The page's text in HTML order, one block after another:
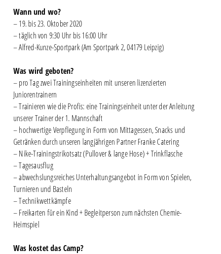
Wann und wo?
– 19. bis 23. Oktober 2020
– täglich von 9:30 Uhr bis 16:00 Uhr
– Alfred-Kunze-Sportpark (Am Sportpark 2, 04179 Leipzig)
Was wird geboten?
– pro Tag zwei Trainingseinheiten mit unseren lizenzierten
Juniorentrainern
– Trainieren wie die Profis: eine Trainingseinheit unter der Anleitung
unserer Trainer der 1. Mannschaft
– hochwertige Verpflegung in Form von Mittagessen, Snacks und
Getränken durch unseren langjährigen Partner Franke Catering
– Nike-Trainingstrikotsatz (Pullover & lange Hose) + Trinkflasche
– Tagesausflug
– abwechslungsreiches Unterhaltungsangebot in Form von Spielen,
Turnieren und Basteln
– Technikwettkämpfe
– Freikarten für ein Kind + Begleitperson zum nächsten Chemie-
Heimspiel
Was kostet das Camp?